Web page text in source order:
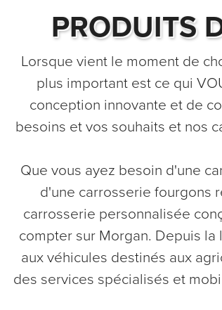
PRODUITS
Lorsque vient le moment de
plus important est ce qui
conception innovante et de
besoins et vos souhaits et nos
Que vous ayez besoin d'une
d'une carrosserie fourgons
carrosserie personnalisée
compter sur Morgan. Depuis
aux véhicules destinés aux
des services spécialisés et